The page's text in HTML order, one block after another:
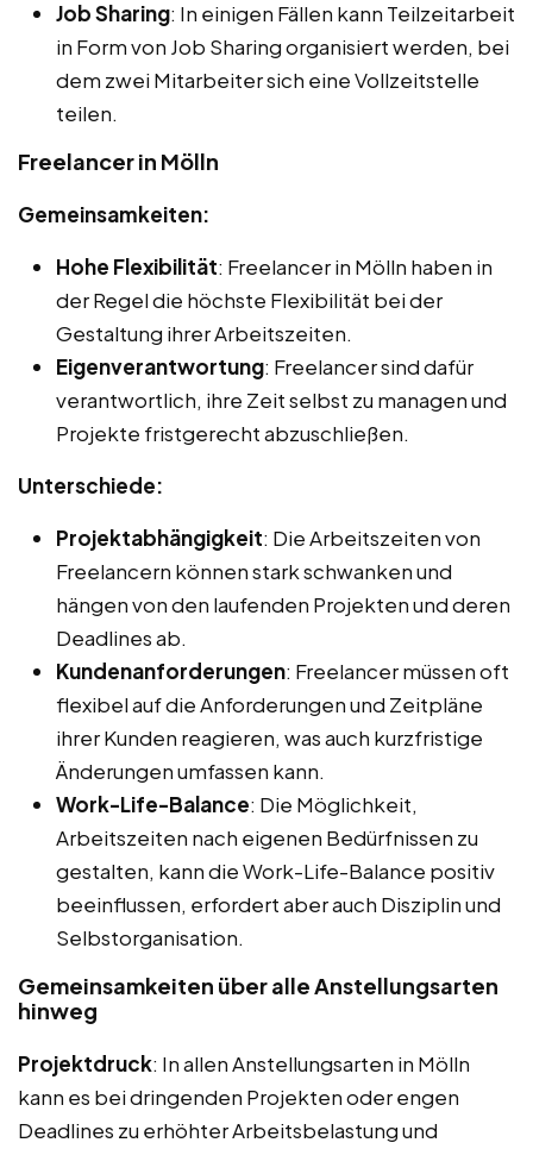
Job Sharing: In einigen Fällen kann Teilzeitarbeit
in Form von Job Sharing organisiert werden, bei
dem zwei Mitarbeiter sich eine Vollzeitstelle
teilen.
Freelancer in Mölln
Gemeinsamkeiten:
Hohe Flexibilität: Freelancer in Mölln haben in
der Regel die höchste Flexibilität bei der
Gestaltung ihrer Arbeitszeiten.
Eigenverantwortung: Freelancer sind dafür
verantwortlich, ihre Zeit selbst zu managen und
Projekte fristgerecht abzuschließen.
Unterschiede:
Projektabhängigkeit: Die Arbeitszeiten von
Freelancern können stark schwanken und
hängen von den laufenden Projekten und deren
Deadlines ab.
Kundenanforderungen: Freelancer müssen oft
flexibel auf die Anforderungen und Zeitpläne
ihrer Kunden reagieren, was auch kurzfristige
Änderungen umfassen kann.
Work-Life-Balance: Die Möglichkeit,
Arbeitszeiten nach eigenen Bedürfnissen zu
gestalten, kann die Work-Life-Balance positiv
beeinflussen, erfordert aber auch Disziplin und
Selbstorganisation.
Gemeinsamkeiten über alle Anstellungsarten
hinweg
Projektdruck: In allen Anstellungsarten in Mölln
kann es bei dringenden Projekten oder engen
Deadlines zu erhöhter Arbeitsbelastung und